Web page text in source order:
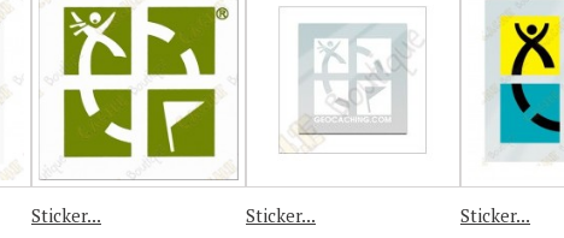
Sticker... Sticker... Sticker...